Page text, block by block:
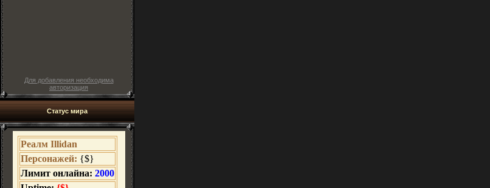
Для добавления необходима
авторизация
Статус мира